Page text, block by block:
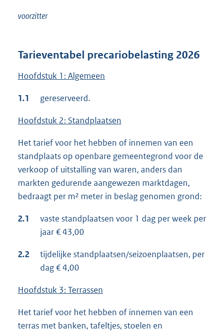
voorzitter
Tarieventabel precariobelasting 2026
Hoofdstuk 1: Algemeen
1.1 gereserveerd.
Hoofdstuk 2: Standplaatsen
Het tarief voor het hebben of innemen van een
standplaats op openbare gemeentegrond voor de
verkoop of uitstalling van waren, anders dan
markten gedurende aangewezen marktdagen,
bedraagt per m² meter in beslag genomen grond:
2.1
vaste standplaatsen voor 1 dag per week per
jaar € 43,00
2.2
tijdelijke standplaatsen/seizoenplaatsen, per
dag € 4,00
Hoofdstuk 3: Terrassen
Het tarief voor het hebben of innemen van een
terras met banken, tafeltjes, stoelen en